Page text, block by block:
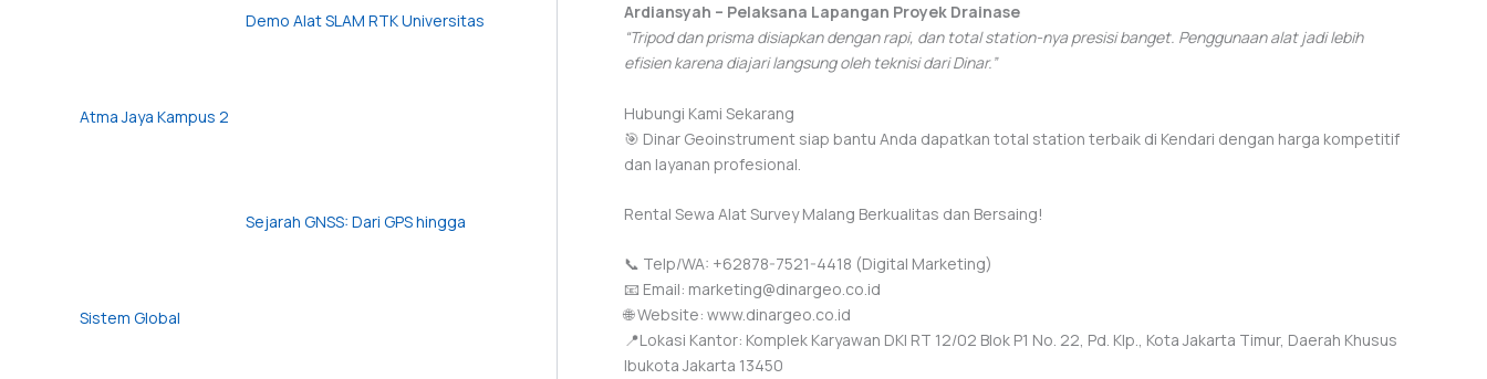
Demo Alat SLAM RTK Universitas
Atma Jaya Kampus 2
Sejarah GNSS: Dari GPS hingga
Sistem Global
Ardiansyah – Pelaksana Lapangan Proyek Drainase
“Tripod dan prisma disiapkan dengan rapi, dan total station-nya presisi banget. Penggunaan alat jadi lebih
efisien karena diajari langsung oleh teknisi dari Dinar.”
Hubungi Kami Sekarang
🎯 Dinar Geoinstrument siap bantu Anda dapatkan total station terbaik di Kendari dengan harga kompetitif
dan layanan profesional.
Rental Sewa Alat Survey Malang Berkualitas dan Bersaing!
📞 Telp/WA: +62878-7521-4418 (Digital Marketing)
📧 Email: marketing@dinargeo.co.id
🌐 Website: www.dinargeo.co.id
📍Lokasi Kantor: Komplek Karyawan DKI RT 12/02 Blok P1 No. 22, Pd. Klp., Kota Jakarta Timur, Daerah Khusus
Ibukota Jakarta 13450